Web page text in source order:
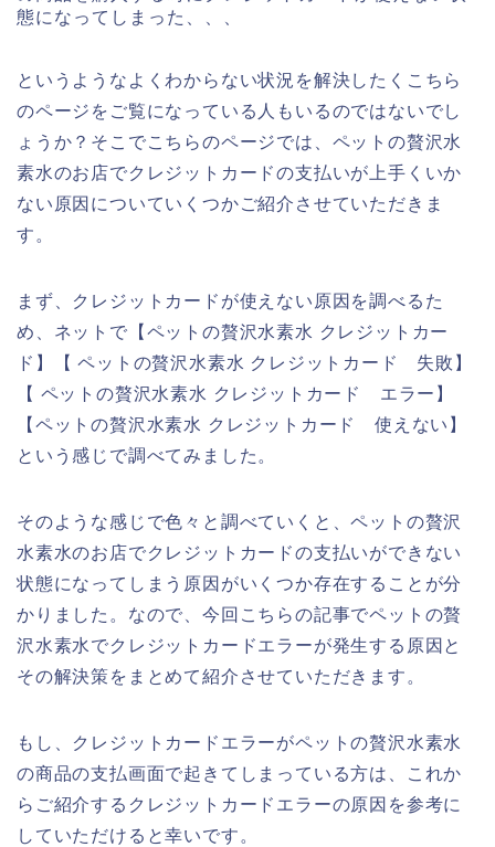
態になってしまった、、、
というようなよくわからない状況を解決したくこちら
のページをご覧になっている人もいるのではないでし
ょうか？そこでこちらのページでは、ペットの贅沢水
素水のお店でクレジットカードの支払いが上手くいか
ない原因についていくつかご紹介させていただきま
す。
まず、クレジットカードが使えない原因を調べるた
め、ネットで【ペットの贅沢水素水 クレジットカー
ド】【 ペットの贅沢水素水 クレジットカード 失敗】
【 ペットの贅沢水素水 クレジットカード エラー】
【ペットの贅沢水素水 クレジットカード 使えない】
という感じで調べてみました。
そのような感じで色々と調べていくと、ペットの贅沢
水素水のお店でクレジットカードの支払いができない
状態になってしまう原因がいくつか存在することが分
かりました。なので、今回こちらの記事でペットの贅
沢水素水でクレジットカードエラーが発生する原因と
その解決策をまとめて紹介させていただきます。
もし、クレジットカードエラーがペットの贅沢水素水
の商品の支払画面で起きてしまっている方は、これか
らご紹介するクレジットカードエラーの原因を参考に
していただけると幸いです。